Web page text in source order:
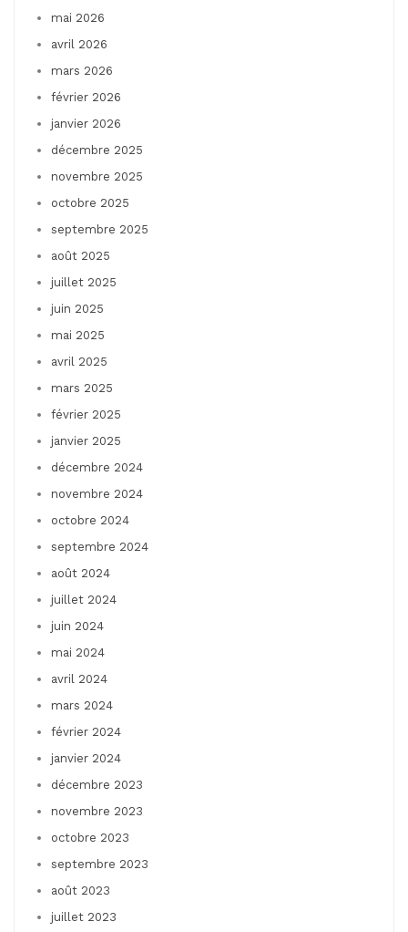
mai 2026
avril 2026
mars 2026
février 2026
janvier 2026
décembre 2025
novembre 2025
octobre 2025
septembre 2025
août 2025
juillet 2025
juin 2025
mai 2025
avril 2025
mars 2025
février 2025
janvier 2025
décembre 2024
novembre 2024
octobre 2024
septembre 2024
août 2024
juillet 2024
juin 2024
mai 2024
avril 2024
mars 2024
février 2024
janvier 2024
décembre 2023
novembre 2023
octobre 2023
septembre 2023
août 2023
juillet 2023